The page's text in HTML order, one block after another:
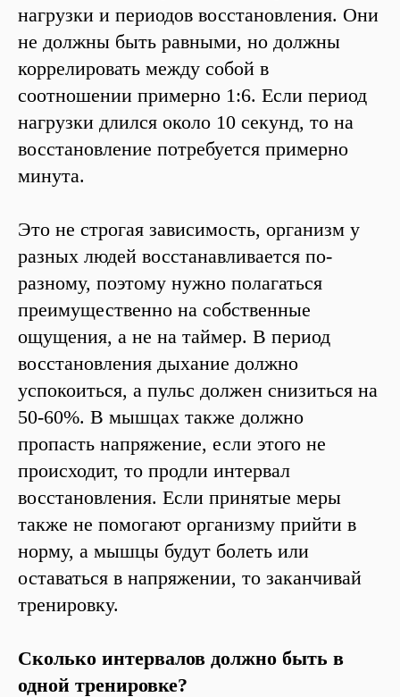
нагрузки и периодов восстановления. Они
не должны быть равными, но должны
коррелировать между собой в
соотношении примерно 1:6. Если период
нагрузки длился около 10 секунд, то на
восстановление потребуется примерно
минута.
Это не строгая зависимость, организм у
разных людей восстанавливается по-
разному, поэтому нужно полагаться
преимущественно на собственные
ощущения, а не на таймер. В период
восстановления дыхание должно
успокоиться, а пульс должен снизиться на
50-60%. В мышцах также должно
пропасть напряжение, если этого не
происходит, то продли интервал
восстановления. Если принятые меры
также не помогают организму прийти в
норму, а мышцы будут болеть или
оставаться в напряжении, то заканчивай
тренировку.
Сколько интервалов должно быть в
одной тренировке?